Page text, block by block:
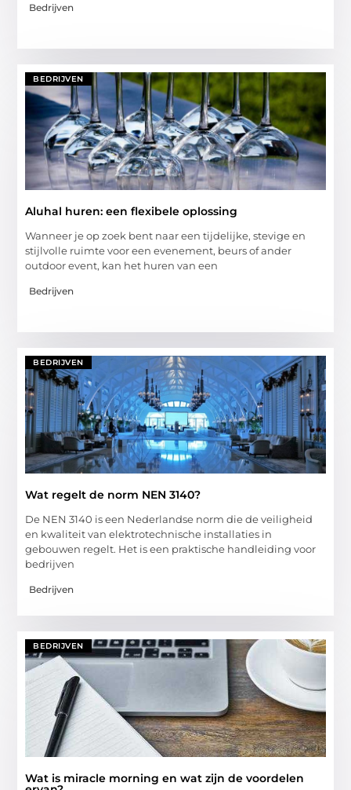
Bedrijven
BEDRIJVEN
Aluhal huren: een flexibele oplossing
Wanneer je op zoek bent naar een tijdelijke, stevige en
stijlvolle ruimte voor een evenement, beurs of ander
outdoor event, kan het huren van een
Bedrijven
BEDRIJVEN
Wat regelt de norm NEN 3140?
De NEN 3140 is een Nederlandse norm die de veiligheid
en kwaliteit van elektrotechnische installaties in
gebouwen regelt. Het is een praktische handleiding voor
bedrijven
Bedrijven
BEDRIJVEN
Wat is miracle morning en wat zijn de voordelen